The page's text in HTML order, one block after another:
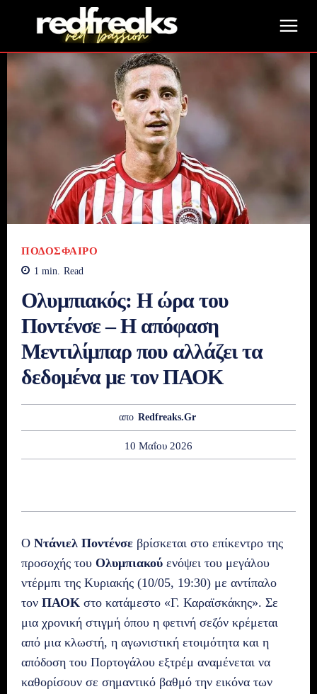
ΠΟΔΌΣΦΑΙΡΟ
1 min. Read
Ολυμπιακός: Η ώρα του
Ποντένσε – Η απόφαση
Μεντιλίμπαρ που αλλάζει τα
δεδομένα με τον ΠΑΟΚ
απο Redfreaks.gr
10 Μαΐου 2026
Ο Ντάνιελ Ποντένσε βρίσκεται στο επίκεντρο της
προσοχής του Ολυμπιακού ενόψει του μεγάλου
ντέρμπι της Κυριακής (10/05, 19:30) με αντίπαλο
τον ΠΑΟΚ στο κατάμεστο «Γ. Καραϊσκάκης». Σε
μια χρονική στιγμή όπου η φετινή σεζόν κρέμεται
από μια κλωστή, η αγωνιστική ετοιμότητα και η
απόδοση του Πορτογάλου εξτρέμ αναμένεται να
καθορίσουν σε σημαντικό βαθμό την εικόνα των